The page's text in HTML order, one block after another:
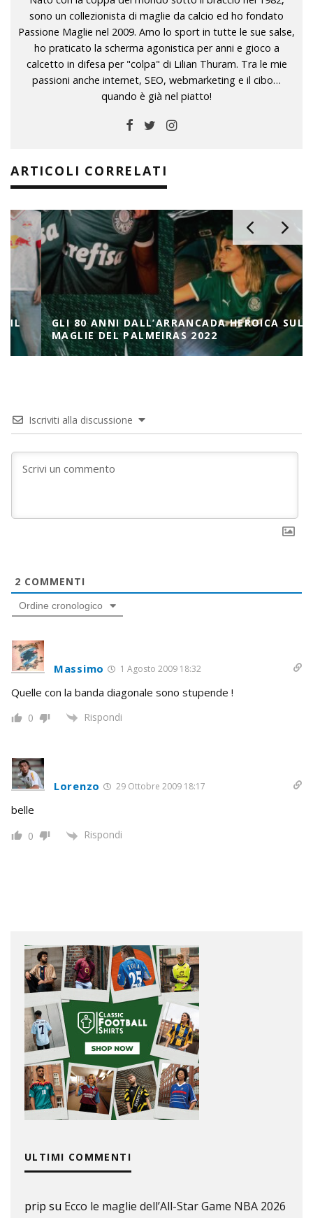
sono un collezionista di maglie da calcio ed ho fondato
Passione Maglie nel 2009. Amo lo sport in tutte le sue salse,
ho praticato la scherma agonistica per anni e gioco a
calcetto in difesa per "colpa" di Lilian Thuram. Tra le mie
passioni anche internet, SEO, webmarketing e il cibo…
quando è già nel piatto!
ARTICOLI CORRELATI
GLI 80 ANNI DALL’ARRANCADA HEROICA SULLE
MAGLIE DEL PALMEIRAS 2022
Iscriviti alla discussione
2 COMMENTI
Ordine cronologico
Massimo 1 Agosto 2009 18:32
Quelle con la banda diagonale sono stupende !
0 Rispondi
Lorenzo 29 Ottobre 2009 18:17
belle
0 Rispondi
ULTIMI COMMENTI
prip su Ecco le maglie dell’All-Star Game NBA 2026